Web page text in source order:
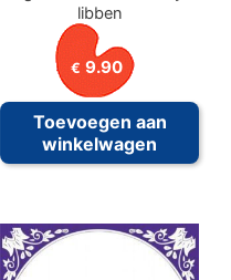
libben
€ 9.90
Toevoegen aan
winkelwagen